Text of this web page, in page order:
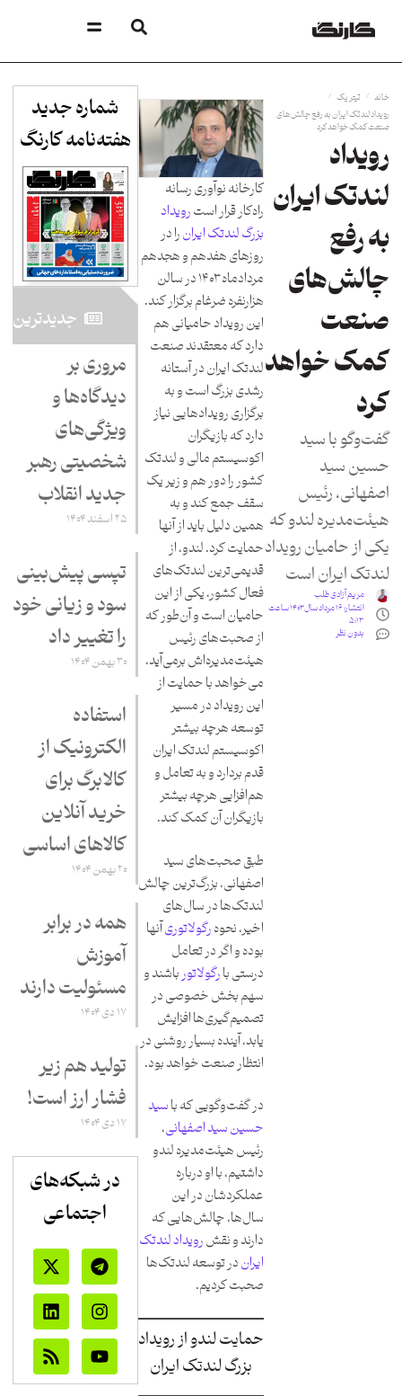
خانه / تیتر یک /
رویداد لندتک ایران به رفع چالش‌های
صنعت کمک خواهد کرد
رویداد
لندتک ایران
به رفع
چالش‌های
صنعت
کمک خواهد
کرد
گفت‌وگو با سید
حسین سید
اصفهانی، رئیس
هیئت‌مدیره لندو که
یکی از حامیان رویداد
لندتک ایران است
مریم آزادی طلب
انتشار:
۱۶ مرداد سال ۱۴۰۳ ساعت
۵:۱۳
بدون نظر
کارخانه نوآوری رسانه
راه‌کار قرار استرویداد
بزرگ لندتک ایرانرا در
روزهای هفدهم و هجدهم
مردادماه ۱۴۰۳ در سالن
هزارنفره ضرغام برگزار کند.
این رویداد حامیانی هم
دارد که معتقدند صنعت
لندتک ایران در آستانه
رشدی بزرگ است و به
برگزاری رویدادهایی نیاز
دارد که بازیگران
اکوسیستم مالی و لندتک
کشور را دور هم و زیر یک
سقف جمع کند و به
همین دلیل باید از آنها
حمایت کرد. لندو، از
قدیمی‌ترین لندتک‌های
فعال کشور، یکی از این
حامیان است و آن‌طور که
از صحبت‌های رئیس
هیئت‌مدیره‌اش برمی‌آید،
می‌خواهد با حمایت از
این رویداد در مسیر
توسعه هرچه بیشتر
اکوسیستم لندتک ایران
قدم بردارد و به تعامل و
هم‌افزایی هرچه بیشتر
بازیگران آن کمک کند.
طبق صحبت‌های سید
اصفهانی، بزرگ‌ترین چالش
لندتک‌ها در سال‌های
اخیر، نحوهرگولاتوریآنها
بوده و اگر در تعامل
درستی بارگولاتورباشند و
سهم بخش خصوصی در
تصمیم‌گیری‌ها افزایش
یابد، آینده بسیار روشنی در
انتظار صنعت خواهد بود.
در گفت‌وگویی که باسید
حسین سید اصفهانی،
رئیس هیئت‌مدیره لندو
داشتیم،‌ با او درباره
عملکردشان در این
سال‌ها،‌ چالش‌هایی که
دارند و نقشرویداد لندتک
ایراندر توسعه لندتک‌ها
صحبت کردیم.
حمایت لندو از رویداد
بزرگ لندتک ایران
شماره جدید
هفته‌نامه کارنگ​
جدید‌ترین
مروری بر
دیدگاه‌ها و
ویژگی‌های
شخصیتی رهبر
جدید انقلاب
۲۵ اسفند ۱۴۰۴
تپسی پیش‌بینی
سود و زیانی خود
را تغییر داد
۳۰ بهمن ۱۴۰۴
استفاده
الکترونیک از
کالابرگ برای
خرید آنلاین
کالاهای اساسی
۲۰ بهمن ۱۴۰۴
همه در برابر
آموزش
مسئولیت دارند
۱۷ دی ۱۴۰۴
تولید هم زیر
فشار ارز است!
۱۷ دی ۱۴۰۴
در شبکه‌های
اجتماعی